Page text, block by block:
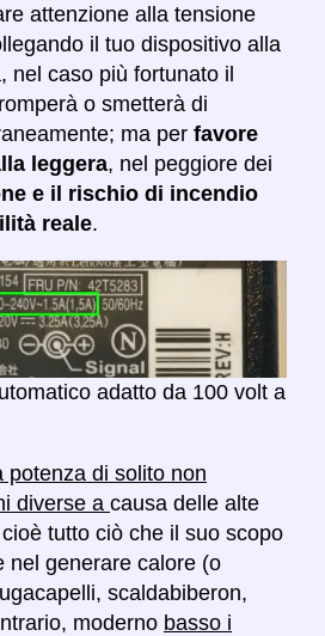
attenzione alla tensione
il tuo dispositivo alla
nel caso più fortunato il
o smetterà di
ma per favore
leggera, nel peggiore dei
e il rischio di incendio
reale.
adatto da 100 volt a
potenza di solito non
diverse a causa delle alte
tutto ciò che il suo scopo
nel generare calore (o
scaldabiberon,
moderno basso i